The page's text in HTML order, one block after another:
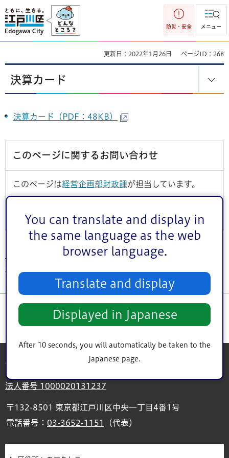
You can translate and display in
the same language as the web
browser language.
Translate and display
Displayed in Japanese
After 10 seconds, you will automatically be taken to the
Japanese page.
江戸川区
防災・安全 メニュー
更新日：2022年1月26日 ページID：268
決算カード
決算カード（PDF：48KB）
このページに関するお問い合わせ
このページは経営企画部財政課が担当しています。
シティインフォメーション > 行財政>その他財政情報
計決算の概要
江戸川区役所
法人番号 1000020131237
〒132-8501 東京都江戸川区中央一丁目4番1号
電話番号： 03-3652-1151 （代表）